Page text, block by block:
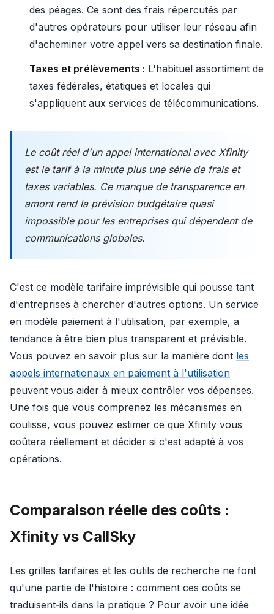
des péages. Ce sont des frais répercutés par
d'autres opérateurs pour utiliser leur réseau afin
d'acheminer votre appel vers sa destination finale.
Taxes et prélèvements : L'habituel assortiment de
taxes fédérales, étatiques et locales qui
s'appliquent aux services de télécommunications.
Le coût réel d'un appel international avec Xfinity
est le tarif à la minute plus une série de frais et
taxes variables. Ce manque de transparence en
amont rend la prévision budgétaire quasi
impossible pour les entreprises qui dépendent de
communications globales.
C'est ce modèle tarifaire imprévisible qui pousse tant
d'entreprises à chercher d'autres options. Un service
en modèle paiement à l'utilisation, par exemple, a
tendance à être bien plus transparent et prévisible.
Vous pouvez en savoir plus sur la manière dont les
appels internationaux en paiement à l'utilisation
peuvent vous aider à mieux contrôler vos dépenses.
Une fois que vous comprenez les mécanismes en
coulisse, vous pouvez estimer ce que Xfinity vous
coûtera réellement et décider si c'est adapté à vos
opérations.
Comparaison réelle des coûts :
Xfinity vs CallSky
Les grilles tarifaires et les outils de recherche ne font
qu'une partie de l'histoire : comment ces coûts se
traduisent‑ils dans la pratique ? Pour avoir une idée